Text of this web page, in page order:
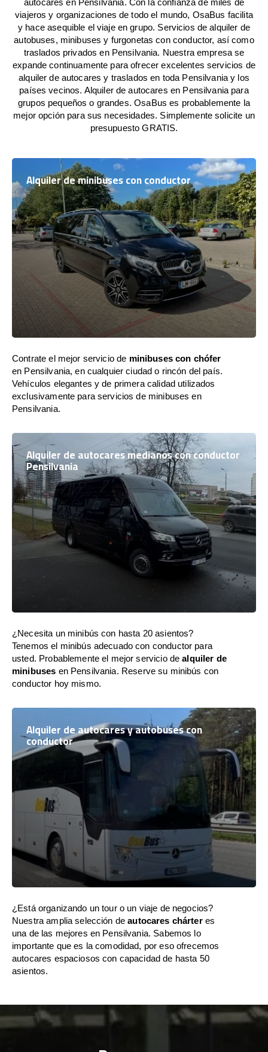
autocares en Pensilvania. Con la confianza de miles de
viajeros y organizaciones de todo el mundo, OsaBus facilita
y hace asequible el viaje en grupo. Servicios de alquiler de
autobuses, minibuses y furgonetas con conductor, así como
traslados privados en Pensilvania. Nuestra empresa se
expande continuamente para ofrecer excelentes servicios de
alquiler de autocares y traslados en toda Pensilvania y los
países vecinos. Alquiler de autocares en Pensilvania para
grupos pequeños o grandes. OsaBus es probablemente la
mejor opción para sus necesidades. Simplemente solicite un
presupuesto GRATIS.
Alquiler de minibuses con conductor
Contrate el mejor servicio de minibuses con chófer
en Pensilvania, en cualquier ciudad o rincón del país.
Vehículos elegantes y de primera calidad utilizados
exclusivamente para servicios de minibuses en
Pensilvania.
Alquiler de autocares medianos con conductor
Pensilvania
¿Necesita un minibús con hasta 20 asientos?
Tenemos el minibús adecuado con conductor para
usted. Probablemente el mejor servicio dealquiler de
minibuses en Pensilvania. Reserve su minibús con
conductor hoy mismo.
Alquiler de autocares y autobuses con
conductor
¿Está organizando un tour o un viaje de negocios?
Nuestra amplia selección deautocares chárteres
una de las mejores en Pensilvania. Sabemos lo
importante que es la comodidad, por eso ofrecemos
autocares espaciosos con capacidad de hasta 50
asientos.